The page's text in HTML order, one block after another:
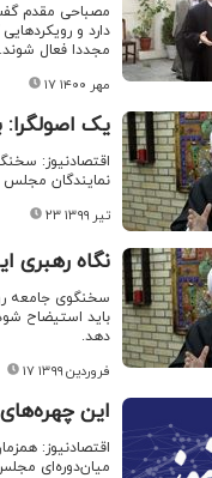
مصباحی مقدم
دارد و
مجددا فعال شوند.
۱۷ مهر ۱۴۰۰
یک
اقتصادنیوز:
نمایندگان مجلس
۲۳ تیر ۱۳۹۹
نگاه رهبری
سخنگوی جامعه
باید استیضاح
دهد.
۱۷ فروردین ۱۳۹۹
این
اقتصادنیوز:
میان‌دوره‌ای